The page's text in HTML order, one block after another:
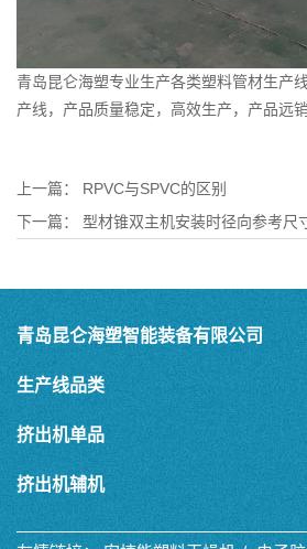
青岛昆仑海塑专业生产各类塑料管材生产线
产线 ，产品质量稳定，高效生产，产品远销
上一篇： RPVC与SPVC的区别
下一篇： 型材锥双主机安装时径向参考尺
青岛昆仑海塑智能装备有限公司
生产线品类
挤出机单品
挤出机辅机